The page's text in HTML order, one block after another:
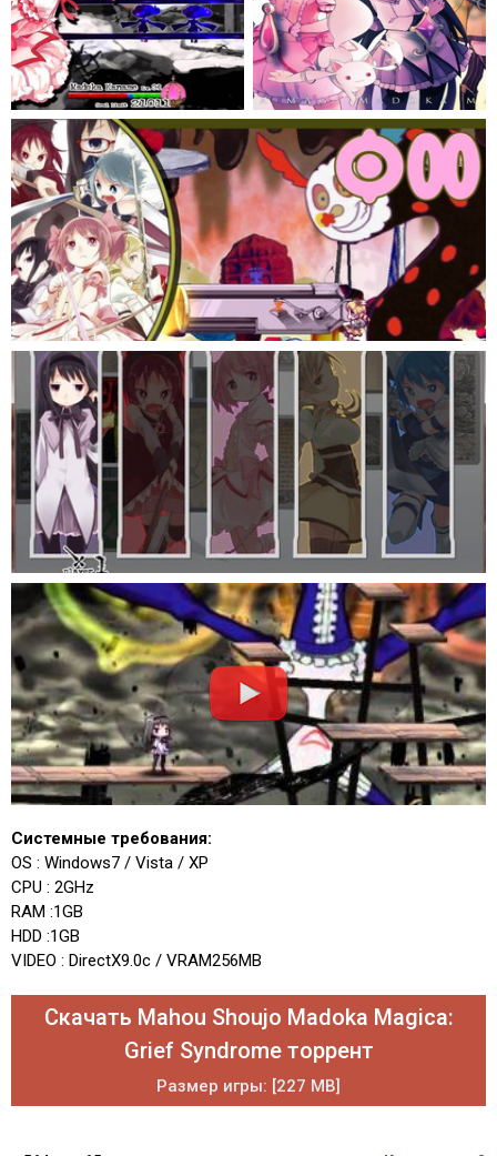
Системные требования:
OS : Windows7 / Vista / XP
CPU : 2GHz
RAM :1GB
HDD :1GB
VIDEO : DirectX9.0c / VRAM256MB
Скачать Mahou Shoujo Madoka Magica:
Grief Syndrome торрент
Размер игры: [227 MB]